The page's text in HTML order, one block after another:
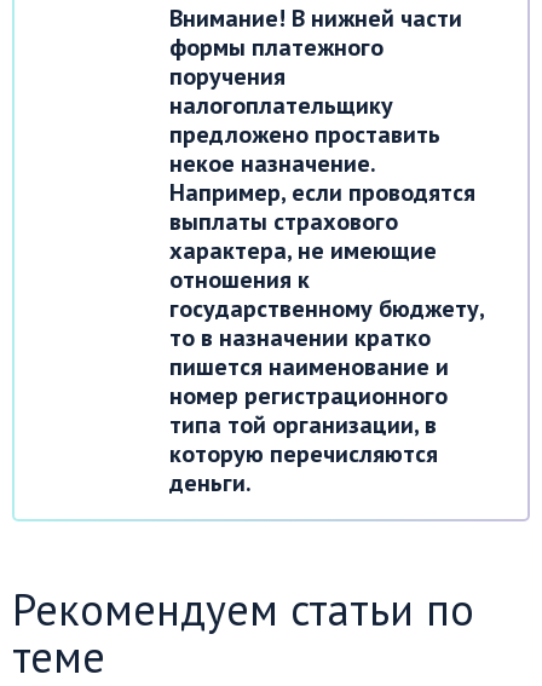
Внимание! В нижней части
формы платежного
поручения
налогоплательщику
предложено проставить
некое назначение.
Например, если проводятся
выплаты страхового
характера, не имеющие
отношения к
государственному бюджету,
то в назначении кратко
пишется наименование и
номер регистрационного
типа той организации, в
которую перечисляются
деньги.
Рекомендуем статьи по
теме